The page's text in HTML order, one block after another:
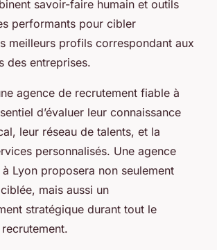
savoir-faire humain et outils
performants pour cibler
meilleurs profils correspondant aux
des entreprises.
agence de recrutement fiable à
d’évaluer leur connaissance
leur réseau de talents, et la
personnalisés. Une agence
Lyon proposera non seulement
mais aussi un
stratégique durant tout le